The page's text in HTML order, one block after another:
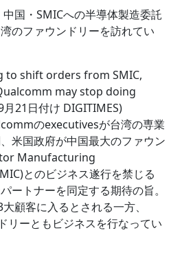
国・SMICへの半導体製造委託
のファウンドリーを訪れてい
shift orders from SMIC,
may stop doing
21日付け DIGITIMES)
のexecutivesが台湾の専業
米国政府が中国最大のファウン
Manufacturing
とのビジネス遂行を禁じる
ートナーを同定する期待の旨。
顧客に入るとされる一方、
リーともビジネスを行なってい